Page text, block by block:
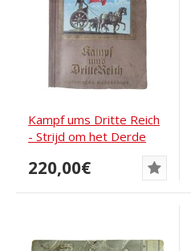
Kampf ums Dritte Reich
- Strijd om het Derde
220,00€